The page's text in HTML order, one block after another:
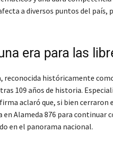
a diversos puntos del país,
era para las
reconocida históricamente
109 años de historia.
aclaró que, si bien
en Alameda 876 para
en el panorama nacional.